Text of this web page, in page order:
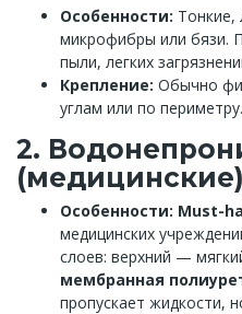
Особенности: Тонкие,
микрофибры или бязи.
пыли, легких
Крепление: Обычно
углам или по периметру.
2.
(медицинские)
Особенности: Must-
медицинских
слоев: верхний —
мембранная
пропускает жидкости,